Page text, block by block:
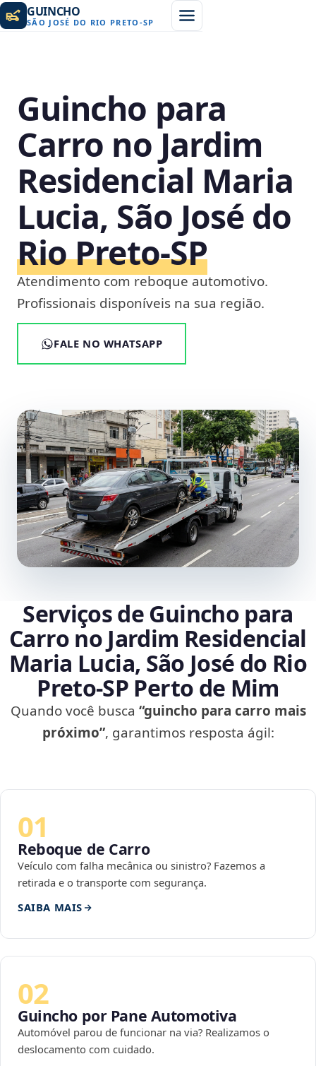
GUINCHO
SÃO JOSÉ DO RIO PRETO -SP
Guincho para
Carro no Jardim
Residencial Maria
Lucia, São José do
Rio Preto‑SP
Atendimento com reboque automotivo.
Profissionais disponíveis na sua região.
FALE NO WHATSAPP
Serviços de Guincho para
Carro no Jardim Residencial
Maria Lucia, São José do Rio
Preto‑SP Perto de Mim
Quando você busca “guincho para carro mais
próximo”, garantimos resposta ágil:
01
Reboque de Carro
Veículo com falha mecânica ou sinistro? Fazemos a
retirada e o transporte com segurança.
SAIBA MAIS
02
Guincho por Pane Automotiva
Automóvel parou de funcionar na via? Realizamos o
deslocamento com cuidado.